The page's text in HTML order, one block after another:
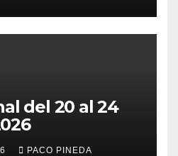
del 20 al 24
PACO PINEDA